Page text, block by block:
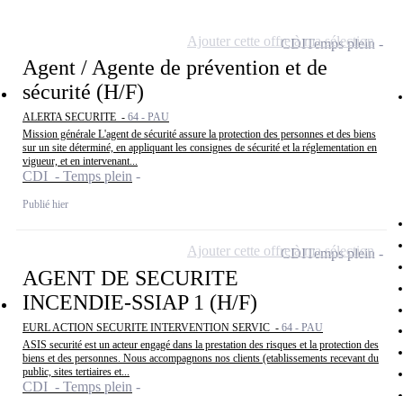
Agent / Agente de prévention et de
sécurité (H/F)
ALERTA SECURITE - 64 - PAU
Mission générale L'agent de sécurité assure la protection des personnes et des biens
sur un site déterminé, en appliquant les consignes de sécurité et la réglementation en
vigueur, et en intervenant...
CDI - Temps plein
Publié hier
CDITemps plein
Ajouter cette offre à ma sélection
AGENT DE SECURITE
INCENDIE-SSIAP 1 (H/F)
EURL ACTION SECURITE INTERVENTION SERVIC - 64 - PAU
ASIS securité est un acteur engagé dans la prestation des risques et la protection des
biens et des personnes. Nous accompagnons nos clients (etablissements recevant du
public, sites tertiaires et...
CDI - Temps plein
CDITemps plein
Ajouter cette offre à ma sélection